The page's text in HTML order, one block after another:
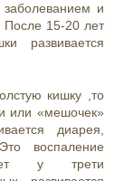
заболеванием и
После 15-20 лет
развивается
кишку ,то
или «мешочек»
диарея,
воспаление
у трети